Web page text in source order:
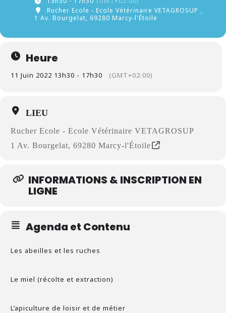
Rucher Ecole - Ecole Vétérinaire VETAGROSUP ,
1 Av. Bourgelat, 69280 Marcy-l'Étoile
Heure
11 Juin 2022 13h30 - 17h30 (GMT+02:00)
LIEU
Rucher Ecole - Ecole Vétérinaire VETAGROSUP
1 Av. Bourgelat, 69280 Marcy-l'Étoile
INFORMATIONS & INSCRIPTION EN
LIGNE
Agenda et Contenu
Les abeilles et les ruches
Le miel (récolte et extraction)
L’apiculture de loisir et de métier